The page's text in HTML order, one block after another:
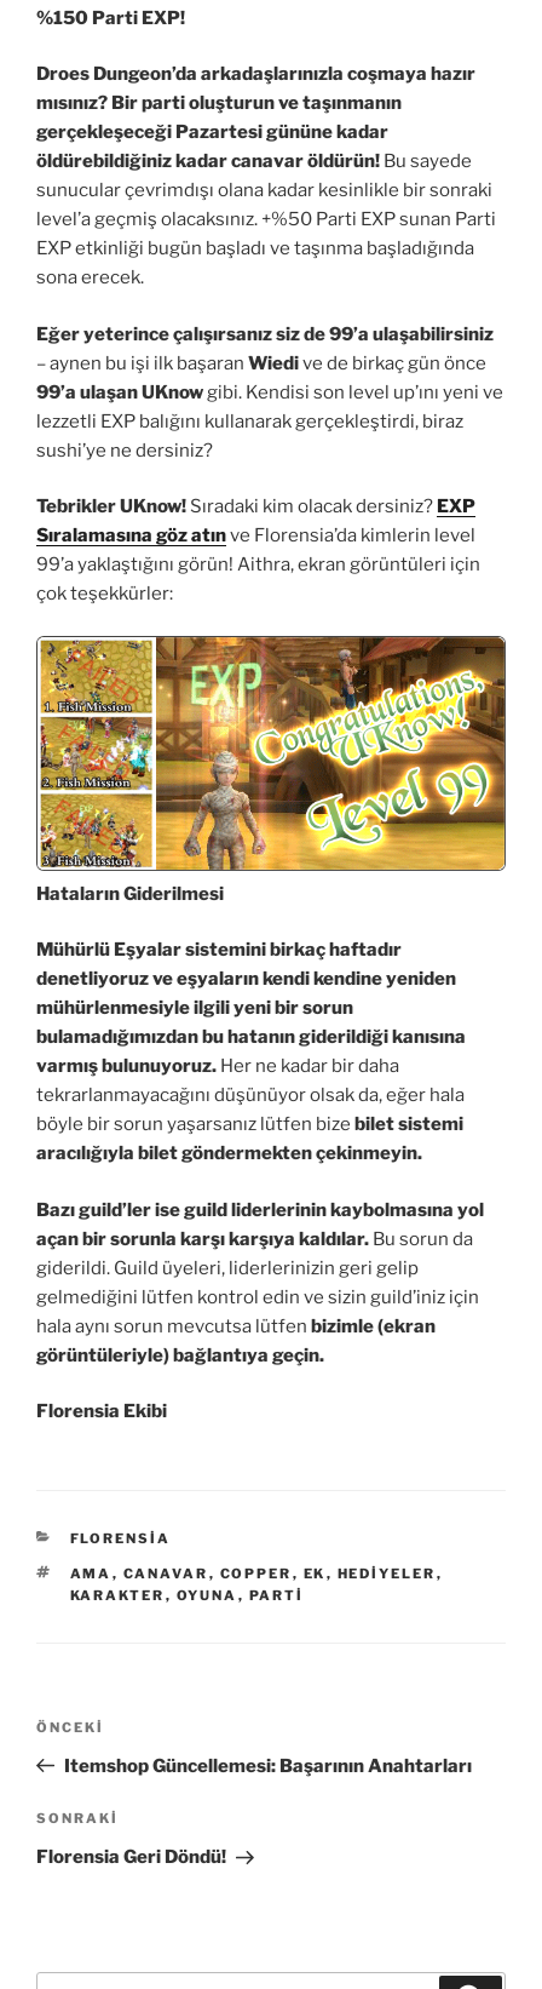
%150 Parti EXP!
Droes Dungeon’da arkadaşlarınızla coşmaya hazır
mısınız? Bir parti oluşturun ve taşınmanın
gerçekleşeceği Pazartesi gününe kadar
öldürebildiğiniz kadar canavar öldürün! Bu sayede
sunucular çevrimdışı olana kadar kesinlikle bir sonraki
level’a geçmiş olacaksınız. +%50 Parti EXP sunan Parti
EXP etkinliği bugün başladı ve taşınma başladığında
sona erecek.
Eğer yeterince çalışırsanız siz de 99’a ulaşabilirsiniz
– aynen bu işi ilk başaran Wiedive de birkaç gün önce
99’a ulaşan UKnowgibi. Kendisi son level up’ını yeni ve
lezzetli EXP balığını kullanarak gerçekleştirdi, biraz
sushi’ye ne dersiniz?
Tebrikler UKnow! Sıradaki kim olacak dersiniz? EXP
Sıralamasına göz atınve Florensia’da kimlerin level
99’a yaklaştığını görün! Aithra, ekran görüntüleri için
çok teşekkürler:
Hataların Giderilmesi
Mühürlü Eşyalar sistemini birkaç haftadır
denetliyoruz ve eşyaların kendi kendine yeniden
mühürlenmesiyle ilgili yeni bir sorun
bulamadığımızdan bu hatanın giderildiği kanısına
varmış bulunuyoruz. Her ne kadar bir daha
tekrarlanmayacağını düşünüyor olsak da, eğer hala
böyle bir sorun yaşarsanız lütfen bize bilet sistemi
aracılığıyla bilet göndermekten çekinmeyin.
Bazı guild’ler ise guild liderlerinin kaybolmasına yol
açan bir sorunla karşı karşıya kaldılar. Bu sorun da
giderildi. Guild üyeleri, liderlerinizin geri gelip
gelmediğini lütfen kontrol edin ve sizin guild’iniz için
hala aynı sorun mevcutsa lütfen bizimle (ekran
görüntüleriyle) bağlantıya geçin.
Florensia Ekibi
KATEGORILER
FLORENSIA
ETIKETLER
AMA , CANAVAR , COPPER , EK , HEDIYELER ,
KARAKTER , OYUNA , PARTI
Yazı
Önceki
Yazı
ÖNCEKI
Itemshop Güncellemesi: Başarının Anahtarları
Sonraki
Yazı
SONRAKI
Florensia Geri Döndü!